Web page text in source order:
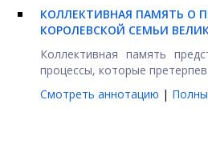
КОЛЛЕКТИВНАЯ ПАМЯТЬ О
КОРОЛЕВСКОЙ СЕМЬИ
Коллективная память
процессы, которые
Смотреть аннотацию |